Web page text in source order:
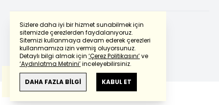
Sizlere daha iyi bir hizmet sunabilmek için
sitemizde çerezlerden faydalanıyoruz.
Sitemizi kullanmaya devam ederek çerezleri
kullanmamıza izin vermiş oluyorsunuz.
Detaylı bilgi almak için ‘Çerez Politikasını’ve
‘Aydınlatma Metnini’inceleyebilirsiniz.
DAHA FAZLA BİLGİ KABUL ET
Powered by Translate
Bu çevirideGoogle Transletekullanılmıştır.
Anlam ve çeviri hatalarından
haberturk.com
sorumlu değildir.